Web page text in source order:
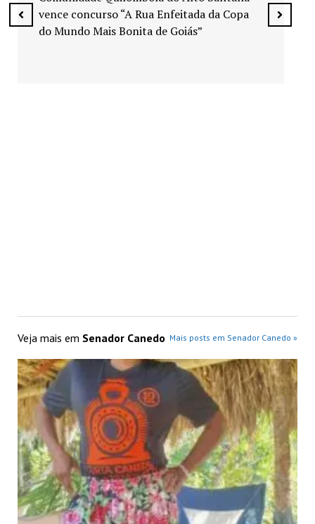
Veja mais em Senador Canedo Mais posts em Senador Canedo »